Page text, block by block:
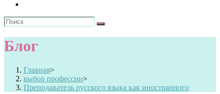
Блог
Главная>
выбор профессии>
Преподаватель русского языка как иностранного